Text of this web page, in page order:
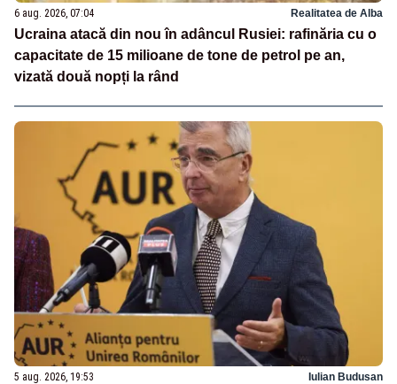
6 aug. 2026, 07:04 Realitatea de Alba
Ucraina atacă din nou în adâncul Rusiei: rafinăria cu o
capacitate de 15 milioane de tone de petrol pe an,
vizată două nopți la rând
5 aug. 2026, 19:53 Iulian Budusan